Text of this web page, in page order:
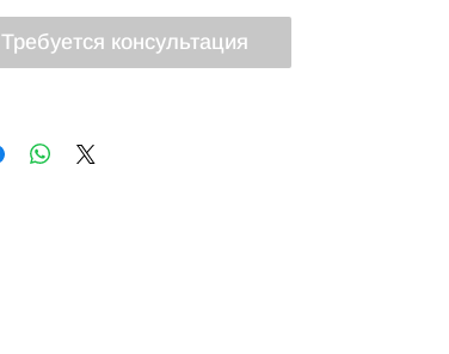
Требуется консультация